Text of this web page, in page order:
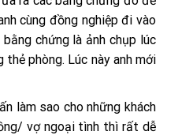
cùng đồng nghiệp đi vào
chứng là ảnh chụp lúc
phòng. Lúc này anh mới
làm sao cho những khách
vợ ngoại tình thì rất dễ